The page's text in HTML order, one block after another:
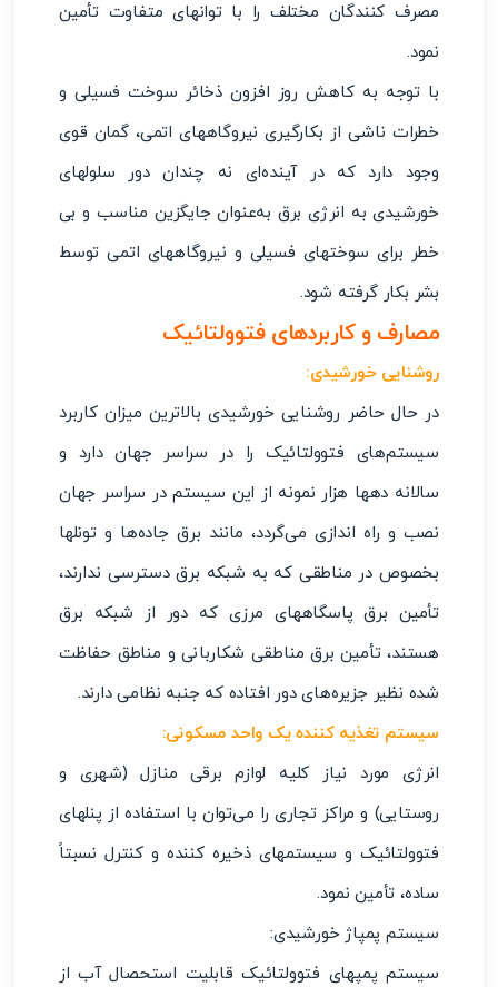
مصرف کنندگان مختلف را با توانهای متفاوت تأمین
نمود.
با توجه به کاهش روز افزون ذخائر سوخت فسیلی و
خطرات ناشی از بکارگیری نیروگاههای اتمی، گمان قوی
وجود دارد که در آینده‌ای نه چندان دور سلولهای
خورشیدی به انرژی برق به‌عنوان جایگزین مناسب و بی
خطر برای سوختهای فسیلی و نیروگاههای اتمی توسط
بشر بکار گرفته شود.
مصارف و کاربردهای فتوولتائیک
روشنایی خورشیدی:
در حال حاضر روشنایی خورشیدی بالاترین میزان کاربرد
سیستم‌های فتوولتائیک را در سراسر جهان دارد و
سالانه دهها هزار نمونه از این سیستم در سراسر جهان
نصب و راه اندازی می‌گردد، مانند برق جاده‌ها و تونلها
بخصوص در مناطقی که به شبکه برق دسترسی ندارند،
تأمین برق پاسگاههای مرزی که دور از شبکه برق
هستند، تأمین برق مناطقی شکاربانی و مناطق حفاظت
شده نظیر جزیره‌های دور افتاده که جنبه نظامی دارند.
سیستم تغذیه کننده یک واحد مسکونی:
انرژی مورد نیاز کلیه لوازم برقی منازل (شهری و
روستایی) و مراکز تجاری را می‌توان با استفاده از پنلهای
فتوولتائیک و سیستمهای ذخیره کننده و کنترل نسبتاً
ساده، تأمین نمود.
سیستم پمپاژ خورشیدی:
سیستم پمپهای فتوولتائیک قابلیت استحصال آب از